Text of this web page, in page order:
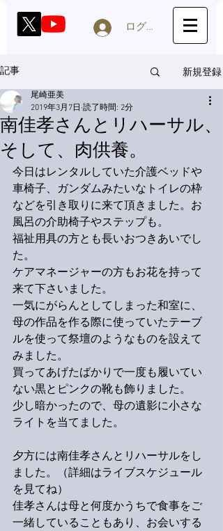
ログイン
記事 新規登録
南佳孝さんとリハーサル、
そして、肉供養。
尾崎亜美
2019年3月7日 読了時間: 2分
今日はレンタルしていた介護ベッドや
車椅子、ガンダムみたいなトイレの枠
などを引き取りに来て頂きました。お
風呂の介助椅子やステップも。
福祉用具の方とも長いおつきあいでし
た。
ケアマネージャーの方もお花を持って
来て下さいました。
一気にがらんとしてしまった和室に、
母の作品を作る際に使っていたテーブ
ルを使って祭壇のようなものを設えて
みました。
買ってあげたばかりで一度も履いてい
ない黒とピンクの靴も飾りました。
少し暗かったので、母の遺影に小さな
ライトを当てました。
夕方には南佳孝さんとリハーサルをし
ました。（詳細はライブスケジュール
を見てね）
佳孝さんは母と何度かうちで食事をご
一緒していることもあり、お会いする